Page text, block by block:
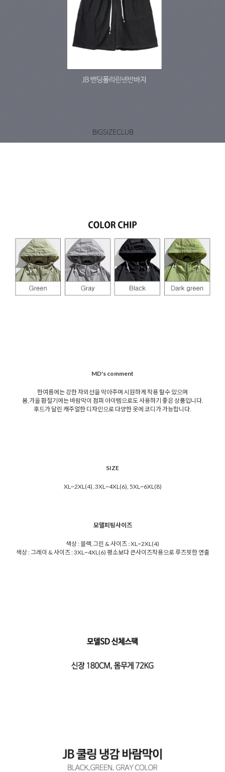
MD's comment
한여름에는 강한 자외선을 막아주며 시원하게 착용 할수 있으며
봄,가을 환절기에는 바람막이 점퍼 아이템으로도 사용하기 좋은 상품입니다.
후드가 달린 캐주얼한 디자인으로 다양한 옷에 코디가 가능합니다.
SIZE
XL~2XL(4), 3XL~4XL(6), 5XL~6XL(8)
모델피팅사이즈
색상 : 블랙,그린 & 사이즈 : XL~2XL(4)
색상 : 그레이 & 사이즈 : 3XL~4XL(6) 평소보다 큰사이즈착용으로 루즈핏한 연출